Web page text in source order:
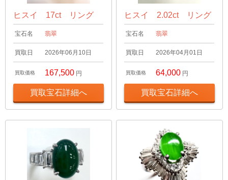
ヒスイ 17ct リング
宝石名 翡翠
買取日 2026年06月10日
買取価格 167,500 円
買取宝石詳細へ
ヒスイ 2.02ct リング
宝石名 翡翠
買取日 2026年04月01日
買取価格 64,000 円
買取宝石詳細へ